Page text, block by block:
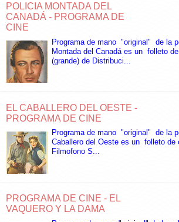
POLICIA MONTADA DEL
CANADÁ - PROGRAMA DE
CINE
Programa de mano "original" de la
Montada del Canadá es un folleto
(grande) de Distribuci...
EL CABALLERO DEL OESTE -
PROGRAMA DE CINE
Programa de mano "original" de la
Caballero del Oeste es un folleto de
Filmofono S...
PROGRAMA DE CINE - EL
VAQUERO Y LA DAMA